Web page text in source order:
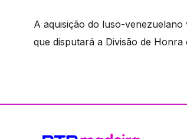
A aquisição do luso-
que disputará a Divisão de Honra